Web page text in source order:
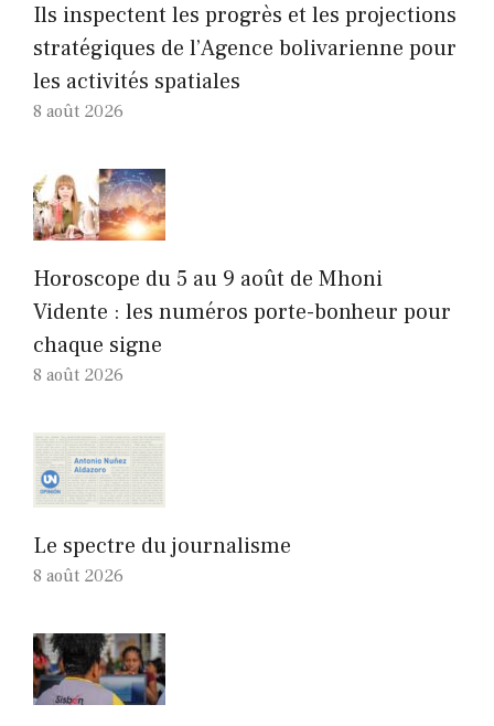
Ils inspectent les progrès et les projections
stratégiques de l’Agence bolivarienne pour
les activités spatiales
8 août 2026
Horoscope du 5 au 9 août de Mhoni
Vidente : les numéros porte-bonheur pour
chaque signe
8 août 2026
Le spectre du journalisme
8 août 2026